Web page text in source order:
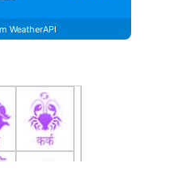
WeatherAPI